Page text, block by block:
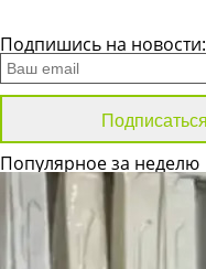
Подпишись на новости:
Популярное за неделю